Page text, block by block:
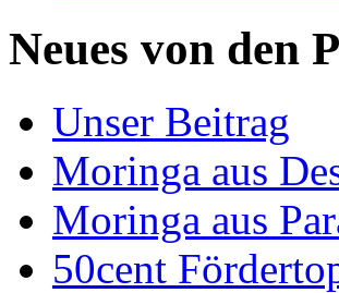
Neues von den
Unser Beitrag
Moringa aus
Moringa aus
50cent